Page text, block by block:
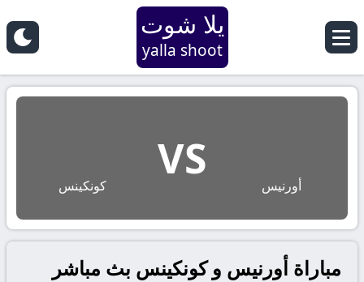
يلا شوت
yalla shoot
أورنيس
VS
كونكينس
مباراة أورنيس و كونكينس بث مباشر